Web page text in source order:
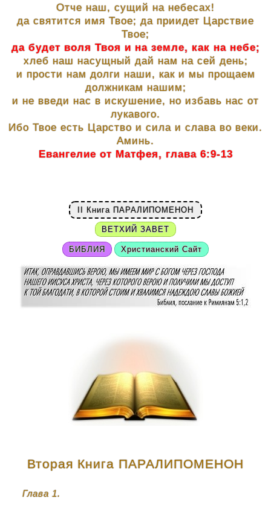
Отче наш, сущий на небесах!
да святится имя Твое; да приидет Царствие
Твое;
да будет воля Твоя и на земле, как на небе;
хлеб наш насущный дай нам на сей день;
и прости нам долги наши, как и мы прощаем
должникам нашим;
и не введи нас в искушение, но избавь нас от
лукавого.
Ибо Твое есть Царство и сила и слава во веки.
Аминь.
Евангелие от Матфея, глава 6:9-13
II Книга ПАРАЛИПОМЕНОН
ВЕТХИЙ ЗАВЕТ
БИБЛИЯ Христианский Сайт
Вторая Книга ПАРАЛИПОМЕНОН
Глава 1.